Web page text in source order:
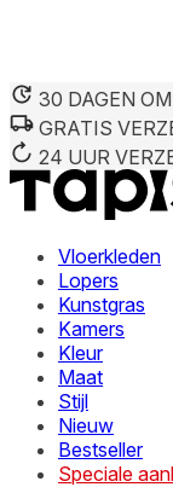
30 DAGEN
GRATIS
24 UUR
Vloerkleden
Lopers
Kunstgras
Kamers
Kleur
Maat
Stijl
Nieuw
Bestseller
Speciale
We